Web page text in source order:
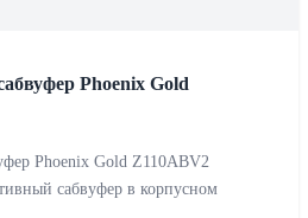
Phoenix Gold
Phoenix Gold Z110ABV2
сабвуфер в корпусном